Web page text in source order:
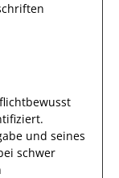
und seines
schwer